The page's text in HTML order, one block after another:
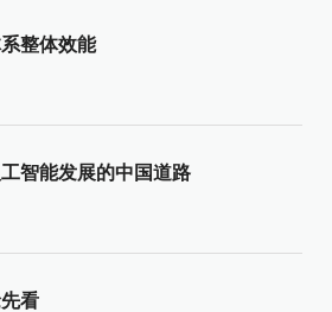
整体效能
智能发展的中国道路
看